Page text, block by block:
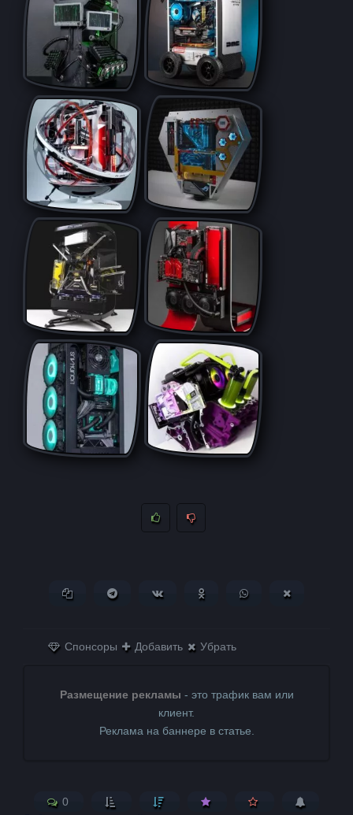
Копировать ссылкуПоделиться в Telegram
Поделиться ВКонтактеПоделиться в
Поделиться в
Спонсоры Добавить Убрать
Размещение рекламы - это трафик вам или
клиент.
Реклама на баннере в статье.
0